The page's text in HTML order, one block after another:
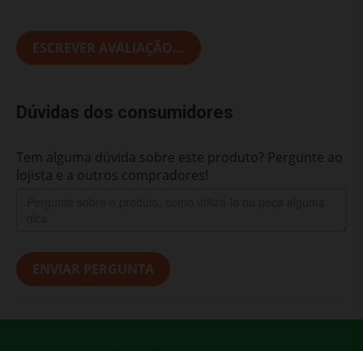
ESCREVER AVALIAÇÃO...
Dúvidas dos consumidores
Tem alguma dúvida sobre este produto? Pergunte ao
lojista e a outros compradores!
ENVIAR PERGUNTA